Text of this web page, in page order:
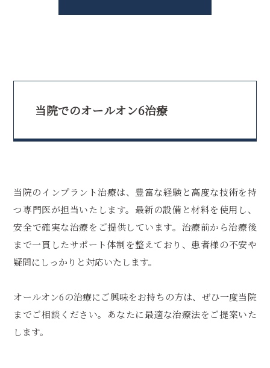
当院でのオールオン6治療
当院のインプラント治療は、豊富な経験と高度な技術を持
つ専門医が担当いたします。最新の設備と材料を使用し、
安全で確実な治療をご提供しています。治療前から治療後
まで一貫したサポート体制を整えており、患者様の不安や
疑問にしっかりと対応いたします。
オールオン6の治療にご興味をお持ちの方は、ぜひ一度当院
までご相談ください。あなたに最適な治療法をご提案いた
します。